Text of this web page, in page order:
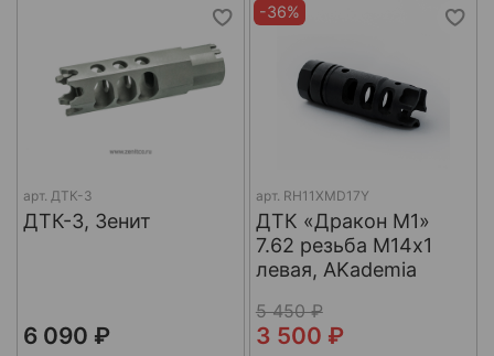
арт. ДТК-3
ДТК-3, Зенит
6 090 ₽
-36%
арт. RH11XMD17Y
ДТК «Дракон М1»
7.62 резьба М14х1
левая, AKademia
5 450 ₽
3 500 ₽